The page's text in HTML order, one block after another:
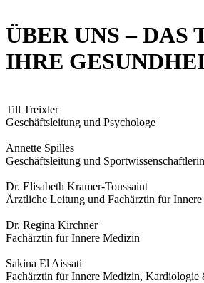
ÜBER UNS – DAS
IHRE
Till Treixler
Geschäftsleitung und Psychologe
Annette Spilles
Geschäftsleitung und Sportwissenschaftlerin
Dr. Elisabeth Kramer-Toussaint
Ärztliche Leitung und Fachärztin für
Dr. Regina Kirchner
Fachärztin für Innere Medizin
Sakina El Aissati
Fachärztin für Innere Medizin, Kardiologie